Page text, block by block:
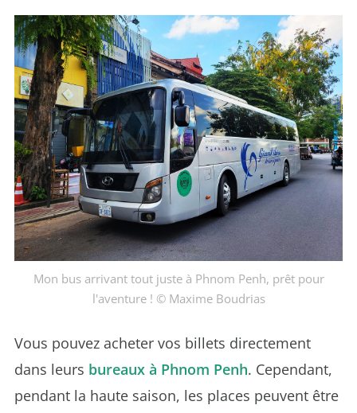
Mon bus arrivant tout juste à Phnom Penh, prêt pour
l'aventure ! © Maxime Boudrias
Vous pouvez acheter vos billets directement
dans leurs bureaux à Phnom Penh. Cependant,
pendant la haute saison, les places peuvent être